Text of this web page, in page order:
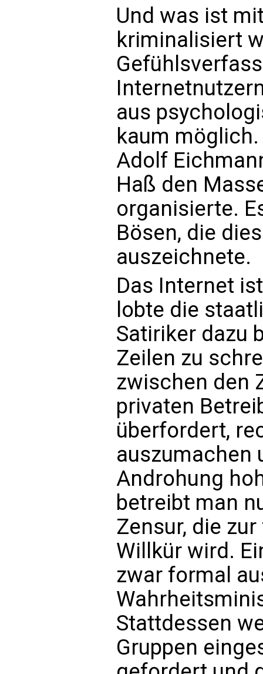
Und was ist
kriminalisiert
aus
kaum
Adolf
Haß den
organisierte.
Bösen, die
auszeichnete.
Das Internet
lobte die
Satiriker dazu
Zeilen zu
zwischen den
privaten
überfordert,
auszumachen
Androhung
betreibt man
Zensur, die
Willkür wird.
zwar formal
Stattdessen
Gruppen